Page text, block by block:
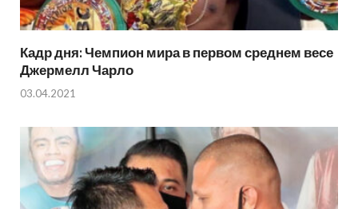
Кадр дня: Чемпион мира в первом среднем весе
Джермелл Чарло
03.04.2021